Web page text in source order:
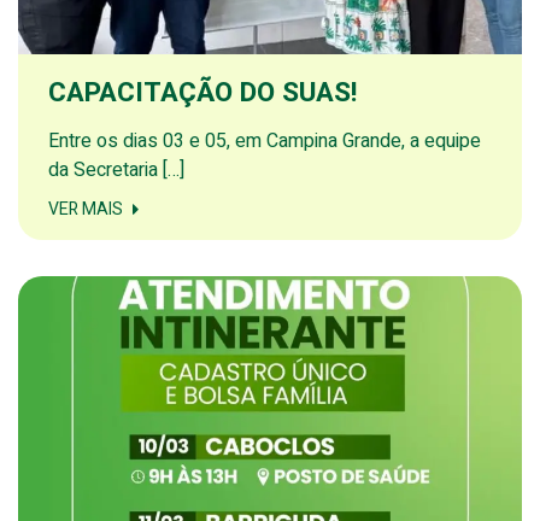
CAPACITAÇÃO DO SUAS!
Entre os dias 03 e 05, em Campina Grande, a equipe
da Secretaria […]
VER MAIS